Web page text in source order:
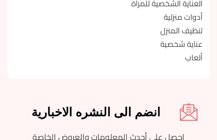
العناية الشخصية للمرأة
أدوات منزلية
تنظيف المنزل
عناية شخصية
ألعاب
انضم الى النشره الاخبارية